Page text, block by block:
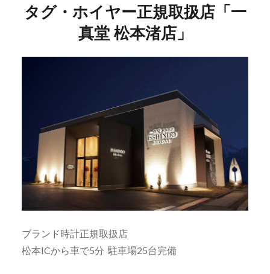
タグ・ホイヤー正規取扱店「一
真堂 松本渚店」
ブランド時計正規取扱店
松本ICから車で5分 駐車場25台完備